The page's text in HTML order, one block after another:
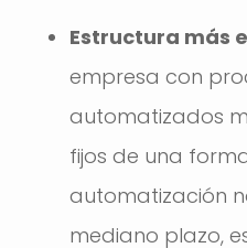
Estructura más
empresa con
automatizados
fijos de una
automatización
mediano plazo,